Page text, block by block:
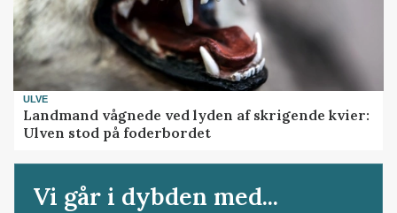
ULVE
Landmand vågnede ved lyden af skrigende kvier:
Ulven stod på foderbordet
Vi går i dybden med...